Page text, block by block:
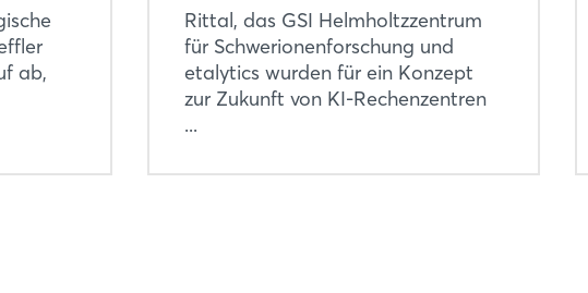
ab,
Rittal, das GSI Helmholtzzentrum
für Schwerionenforschung und
etalytics wurden für ein Konzept
zur Zukunft von KI-Rechenzentren
...